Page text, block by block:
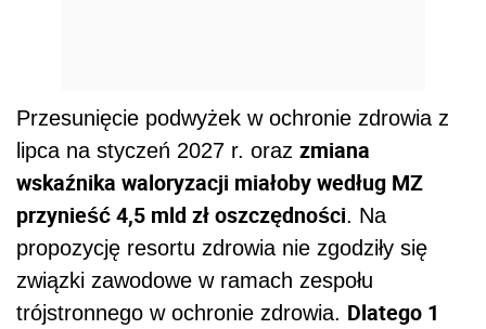
Przesunięcie podwyżek w ochronie zdrowia z
lipca na styczeń 2027 r. oraz zmiana
wskaźnika waloryzacji miałoby według MZ
przynieść 4,5 mld zł oszczędności. Na
propozycję resortu zdrowia nie zgodziły się
związki zawodowe w ramach zespołu
trójstronnego w ochronie zdrowia. Dlatego 1